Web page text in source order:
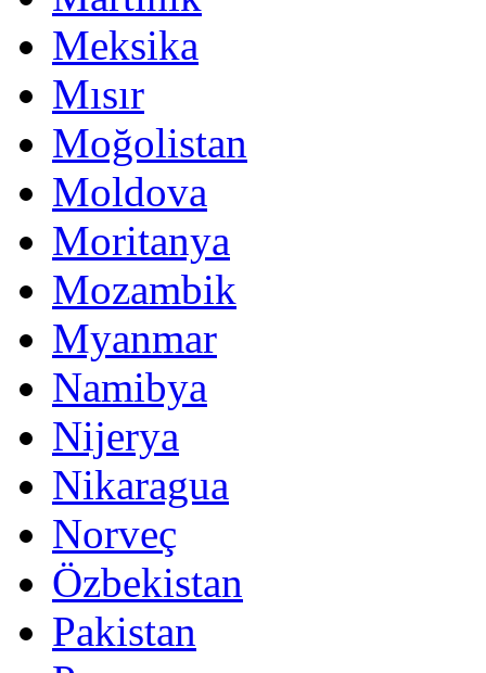
Meksika
Mısır
Moğolistan
Moldova
Moritanya
Mozambik
Myanmar
Namibya
Nijerya
Nikaragua
Norveç
Özbekistan
Pakistan